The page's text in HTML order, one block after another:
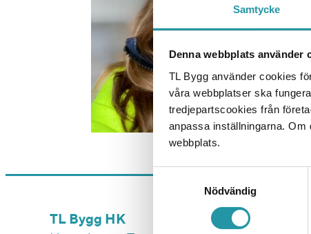
Samtycke
Denna webbplats använder
TL Bygg använder cookies
våra webbplatser ska
tredjepartscookies från
anpassa inställningarna.
webbplats.
Samtyckesval
Nödvändig
TL Bygg HK